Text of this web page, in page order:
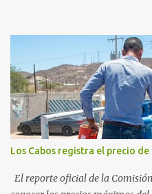
datos correspondientes al
abril revelan que adquirir el
esenciales alcanzó un precio de
. Este monto fue detectado
Bodega Aurrera ubicado en el
superando la barrera de los 910
el gobierno federal en el
(PACIC). Dentro del análisis por
ubica en la región Centro-Norte
Los Cabos registra el precio
El reporte oficial de la